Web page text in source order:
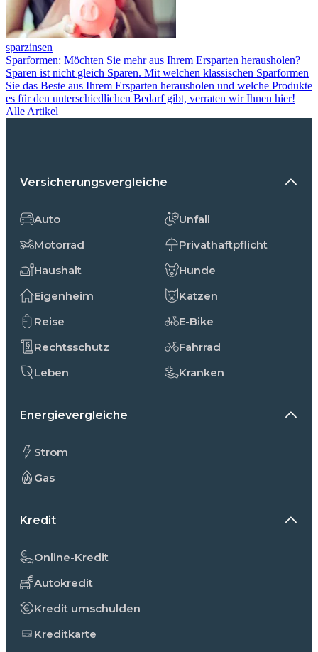
sparzinsen
Sparformen: Möchten Sie mehr aus Ihrem Ersparten herausholen?
Sparen ist nicht gleich Sparen. Mit welchen klassischen Sparformen
Sie das Beste aus Ihrem Ersparten herausholen und welche Produkte
es für den unterschiedlichen Bedarf gibt, verraten wir Ihnen hier!
Alle Artikel
Versicherungsvergleiche
Auto
Motorrad
Haushalt
Eigenheim
Reise
Rechtsschutz
Leben
Unfall
Privathaftpflicht
Hunde
Katzen
E-Bike
Fahrrad
Kranken
Energievergleiche
Strom
Gas
Kredit
Online-Kredit
Autokredit
Kredit umschulden
Kreditkarte